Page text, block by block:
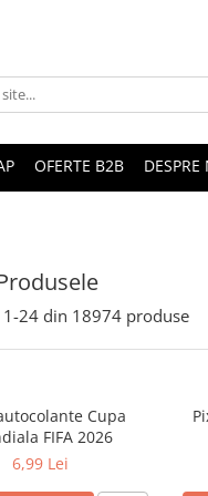
OFERTE B2B DESPRE
1-24 din 18974 produse
Cupa
FIFA 2026
6,99 Lei